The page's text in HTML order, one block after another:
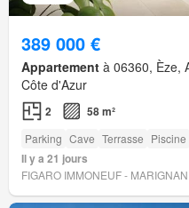
389 000 €
Appartement à 06360, Èze,
Côte d'Azur
2 58 m²
Parking Cave Terrasse Piscine
Il y a 21 jours
FIGARO IMMONEUF - MARIGNAN